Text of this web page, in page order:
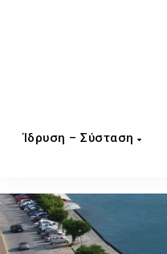
Ίδρυση – Σύσταση